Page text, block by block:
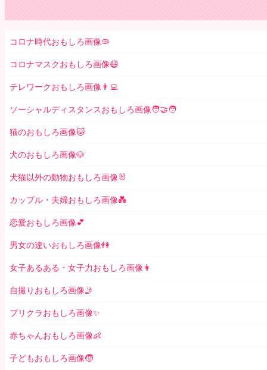
コロナ時代おもしろ画像🦠
コロナマスクおもしろ画像😷
テレワークおもしろ画像👨‍💻
ソーシャルディスタンスおもしろ画像🧑‍🤝‍🧑
猫のおもしろ画像🐱
犬のおもしろ画像🐶
犬猫以外の動物おもしろ画像🐰
カップル・夫婦おもしろ画像💑
恋愛おもしろ画像💕
男女の違いおもしろ画像👫
女子あるある・女子力おもしろ画像👩
自撮りおもしろ画像🤳
プリクラおもしろ画像✨
赤ちゃんおもしろ画像👶
子どもおもしろ画像🧒